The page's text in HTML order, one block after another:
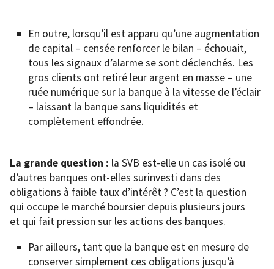
En outre, lorsqu’il est apparu qu’une augmentation
de capital – censée renforcer le bilan – échouait,
tous les signaux d’alarme se sont déclenchés. Les
gros clients ont retiré leur argent en masse – une
ruée numérique sur la banque à la vitesse de l’éclair
– laissant la banque sans liquidités et
complètement effondrée.
La grande question : la SVB est-elle un cas isolé ou
d’autres banques ont-elles surinvesti dans des
obligations à faible taux d’intérêt ? C’est la question
qui occupe le marché boursier depuis plusieurs jours
et qui fait pression sur les actions des banques.
Par ailleurs, tant que la banque est en mesure de
conserver simplement ces obligations jusqu’à